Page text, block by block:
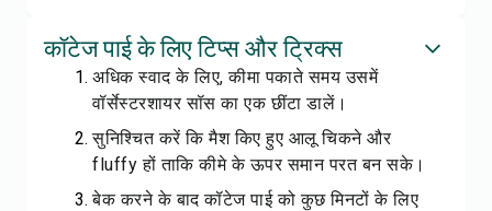
कॉटेज पाई के लिए टिप्स और ट्रिक्स
अधिक स्वाद के लिए, कीमा पकाते समय उसमें
वॉर्सेस्टरशायर सॉस का एक छींटा डालें।
सुनिश्चित करें कि मैश किए हुए आलू चिकने और
fluffy हों ताकि कीमे के ऊपर समान परत बन सके।
बेक करने के बाद कॉटेज पाई को कुछ मिनटों के लिए